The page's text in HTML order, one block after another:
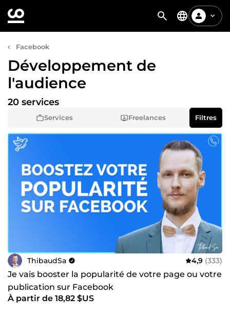
Facebook
Développement de
l'audience
Services Freelances
20 services
Filtres
ThibaudSa 4,9 (333)
Je vais booster la popularité de votre page ou votre
publication sur Facebook
À partir de 18,82 $US